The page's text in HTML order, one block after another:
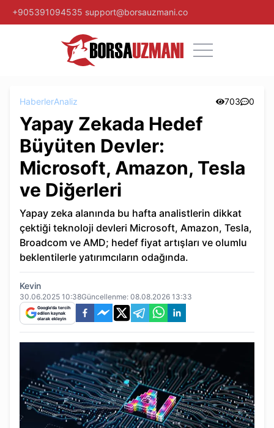
+905391094535 support@borsauzmani.co
HaberlerAnaliz 703 0
Yapay Zekada Hedef
Büyüten Devler:
Microsoft, Amazon, Tesla
ve Diğerleri
Yapay zeka alanında bu hafta analistlerin dikkat
çektiği teknoloji devleri Microsoft, Amazon, Tesla,
Broadcom ve AMD; hedef fiyat artışları ve olumlu
beklentilerle yatırımcıların odağında.
Kevin
30.06.2025 10:38Güncellenme: 08.08.2026 13:33
Google'da tercih
edilen kaynak
olarak ekleyin